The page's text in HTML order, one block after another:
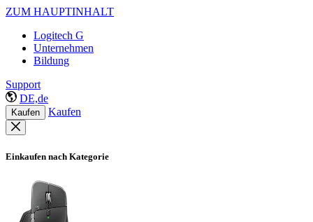
ZUM HAUPTINHALT
Logitech G
Unternehmen
Bildung
Support
DE,de
Kaufen Kaufen
Einkaufen nach Kategorie